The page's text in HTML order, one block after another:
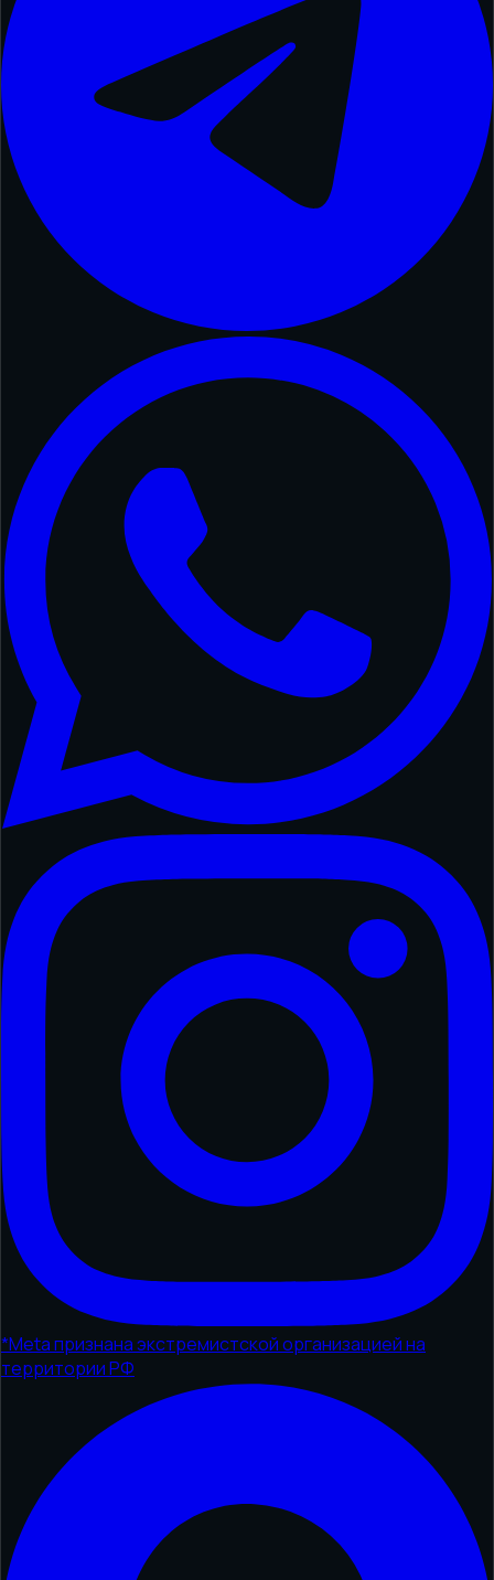
*Meta признана экстремистской организацией на
территории РФ